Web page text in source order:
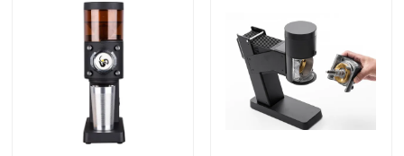
Pokaz VR
Wycieczka po fabryce